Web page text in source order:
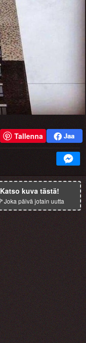
Tallenna
Katso kuva tästä!
Joka päivä jotain uutta